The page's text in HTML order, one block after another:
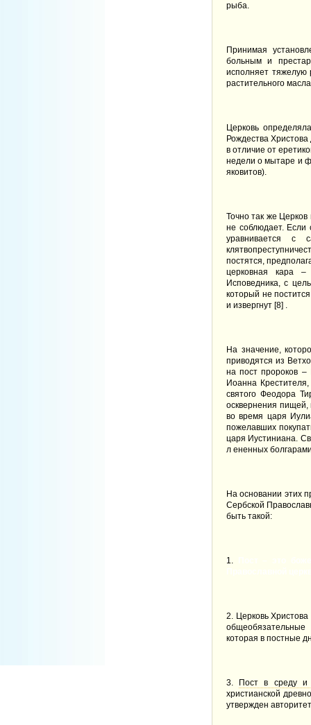
рыба.
Принимая
больным и
исполняет тяжелую
растительного
Церковь
Рождества
в отличие от
недели о мытаре и
яковитов).
Точно так же
не соблюдает. Если
уравнивается с
постятся,
церковная кара –
Исповедника, с
который не
и извергнут [8] .
На значение,
приводятся из
на пост пророков
Иоанна
святого Феодора
осквернения пищей,
во время царя
пожелавших
царя Иустиниана.
л ененных
На основании этих
Сербской
быть такой:
1.
2. Церковь
которая в постные
3.
Пост в среду и
христианской
утвержден